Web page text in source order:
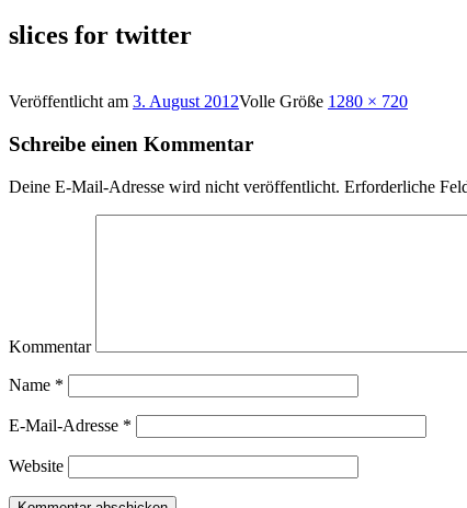
slices for twitter
Veröffentlicht am 3. August 2012Volle Größe 1280 × 720
Schreibe einen Kommentar
Deine E-Mail-Adresse wird nicht veröffentlicht. Erforderliche
Kommentar
Name *
E-Mail-Adresse *
Website